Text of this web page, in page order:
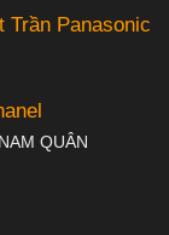
Trần Panasonic
QUÂN